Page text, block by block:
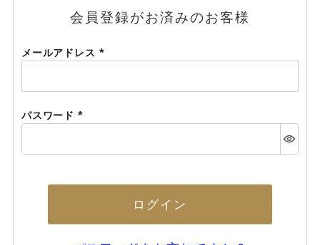
会員登録がお済みのお客様
メールアドレス
パスワード
ログイン